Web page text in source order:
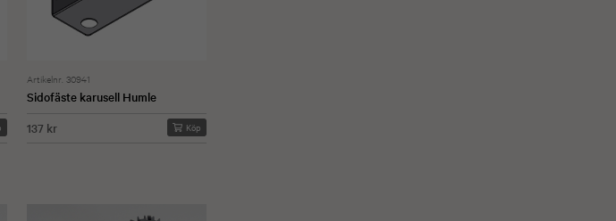
Artikelnr. 30941
Sidofäste karusell Humle
137 kr
Köp